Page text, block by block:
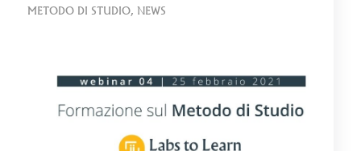
METODO DI STUDIO, NEWS